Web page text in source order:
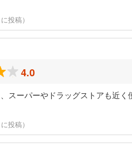
投稿）
4.0
スーパーやドラッグストアも近
投稿）